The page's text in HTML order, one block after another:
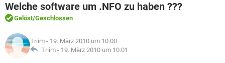
WHATSAPP TIKTOK
FACEBOOK
WINDOWS 10
WHATSAPP
FACEBOOK HARDWARE
SPIELE STREAMING
ANDROID
WINDOWS 10
WHATSAPP
FORUM
SPIELE
ANDROID IOS
LEXIKON
SPIELE
Welche software um .NFO zu haben ???
Gelöst/Geschlossen
Triim - 19. März 2010 um 10:00
Triim - 19. März 2010 um 10:01